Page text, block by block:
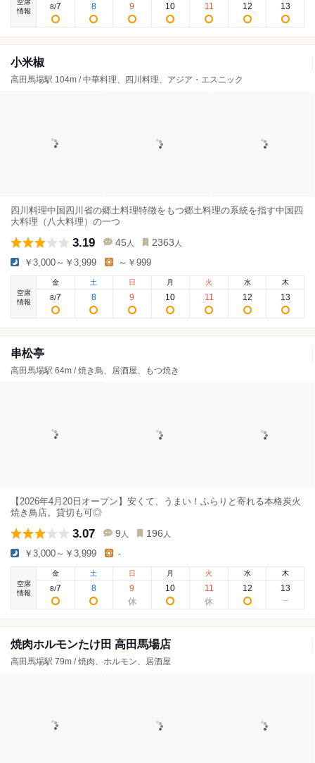
空席
情報
8/7 8 9 10 11 12 13
小米椒
高田馬場駅 104m / 中華料理、四川料理、アジア・エスニック
四川料理中国四川省の郷土料理特徴をもつ郷土料理の系統を指す中国四
大料理（八大料理）の一つ
3.19 45 人 2363 人
￥3,000～￥3,999 ～￥999
空席
情報
金
8/7
土
8
日
9
月
10
火
11
水
12
木
13
串松亭
高田馬場駅 64m / 焼き鳥、居酒屋、もつ焼き
【2026年4月20日オープン】安くて、うまい！ふらりと寄れる本格炭火
焼き鳥店。貸切も可◎
3.07 9 人 196 人
￥3,000～￥3,999 -
空席
情報
金
8/7
土
8
日
9
月
10
火
11
水
12
木
13
焼肉ホルモンたけ田 高田馬場店
高田馬場駅 79m / 焼肉、ホルモン、居酒屋